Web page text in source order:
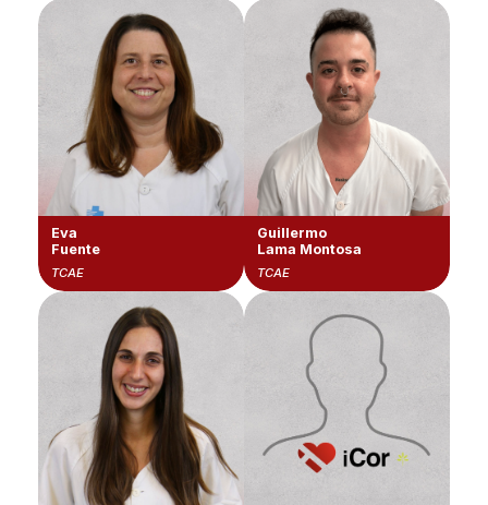
Eva
Fuente
TCAE
Guillermo
Lama Montosa
TCAE